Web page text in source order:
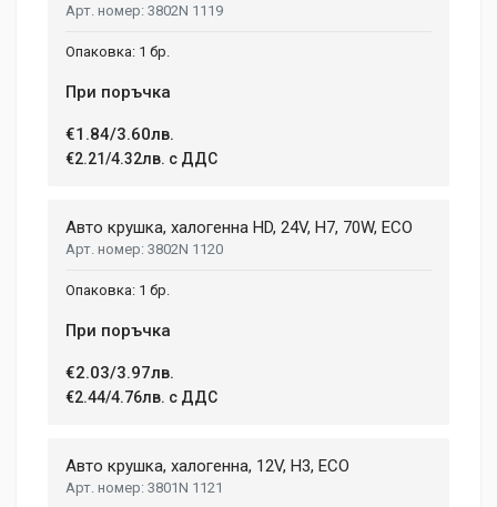
3802N 1119
1 бр.
При поръчка
€1.84/3.60лв.
€2.21/4.32лв. с ДДС
Авто крушка, халогенна HD, 24V, H7, 70W, ECO
3802N 1120
1 бр.
При поръчка
€2.03/3.97лв.
€2.44/4.76лв. с ДДС
Авто крушка, халогенна, 12V, H3, ECO
3801N 1121